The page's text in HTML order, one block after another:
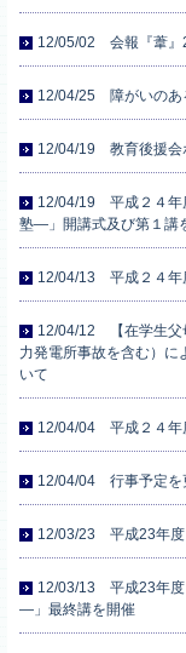
12/05/02 会報『葦』
12/04/25 障がいのあ
12/04/19 教育後援会
12/04/19 平成２４年
塾―」開講式及び第１講
12/04/13 平成２４年
12/04/12 【在学生父
力発電所事故を含む）に
いて
12/04/04 平成２４年
12/04/04 行事予定を
12/03/23 平成23年度
12/03/13 平成23年度
―」最終講を開催